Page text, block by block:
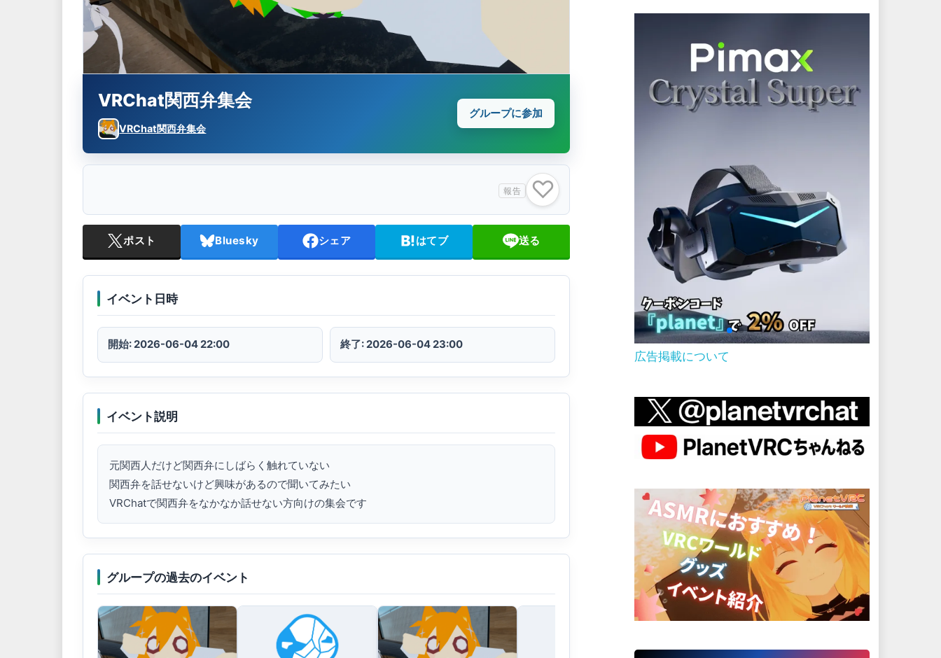
VRChat関西弁集会
VRChat関西弁集会
グループに参加
報告 ♡
ポスト Bluesky シェア はてブ 送る
イベント日時
開始: 2026-06-04 22:00 終了: 2026-06-04 23:00
イベント説明
元関西人だけど関西弁にしばらく触れていない
関西弁を話せないけど興味があるので聞いてみたい
VRChatで関西弁をなかなか話せない方向けの集会です
グループの過去のイベント
広告掲載について